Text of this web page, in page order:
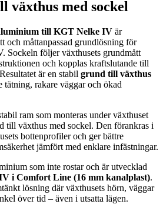
växthus med sockel
till KGT Nelke IV är
och måttanpassad grundlösning för
Sockeln följer växthusets grundmått
och kopplas kraftslutande till
är en stabil grund till växthus
tätning, rakare väggar och ökad
ram som monteras under växthuset
till växthus med sockel. Den förankras i
bottenprofiler och ger bättre
jämfört med enklare infästningar.
som inte rostar och är utvecklad
i Comfort Line (16 mm kanalplast).
lösning där växthusets hörn, väggar
över tid – även i utsatta lägen.